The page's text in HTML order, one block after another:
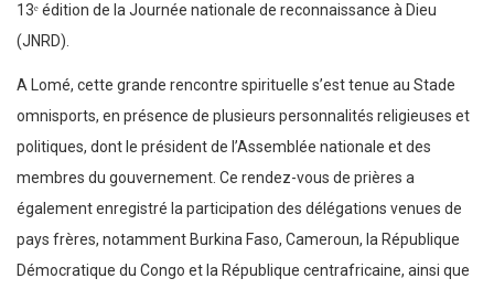
13ᵉ édition de la Journée nationale de reconnaissance à Dieu
(JNRD).
A Lomé, cette grande rencontre spirituelle s’est tenue au Stade
omnisports, en présence de plusieurs personnalités religieuses et
politiques, dont le président de l’Assemblée nationale et des
membres du gouvernement. Ce rendez-vous de prières a
également enregistré la participation des délégations venues de
pays frères, notamment Burkina Faso, Cameroun, la République
Démocratique du Congo et la République centrafricaine, ainsi que